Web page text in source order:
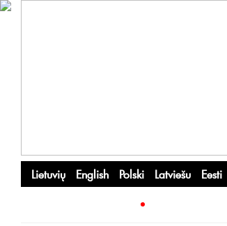
Lietuvių English Polski Latviešu Eesti